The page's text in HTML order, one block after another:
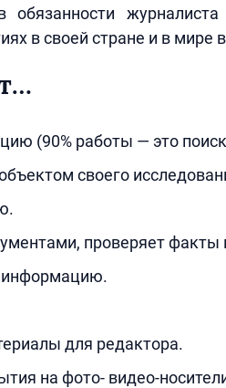
обязанности
в своей стране и в мире
(90% работы — это
своего
проверяет факты
информацию.
для редактора.
на фото- видео-